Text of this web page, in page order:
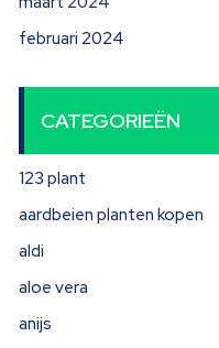
februari 2024
CATEGORIEËN
123 plant
aardbeien planten kopen
aldi
aloe vera
anijs